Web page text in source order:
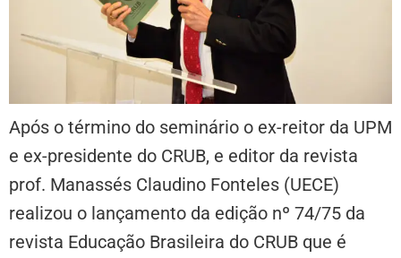
Após o término do seminário o ex-reitor da UPM
e ex-presidente do CRUB, e editor da revista
prof. Manassés Claudino Fonteles (UECE)
realizou o lançamento da edição nº 74/75 da
revista Educação Brasileira do CRUB que é